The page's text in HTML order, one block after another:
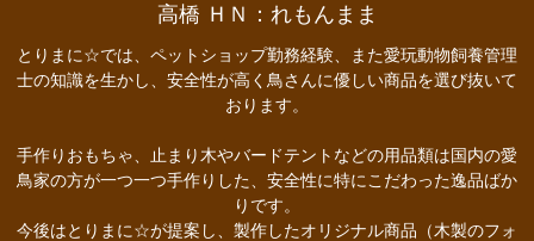
高橋 ＨＮ：れもんまま
とりまに☆では、ペットショップ勤務経験、また愛玩動物飼養管理
士の知識を生かし、安全性が高く鳥さんに優しい商品を選び抜いて
おります。
手作りおもちゃ、止まり木やバードテントなどの用品類は国内の愛
鳥家の方が一つ一つ手作りした、安全性に特にこだわった逸品ばか
りです。
今後はとりまに☆が提案し、製作したオリジナル商品（木製のフォ